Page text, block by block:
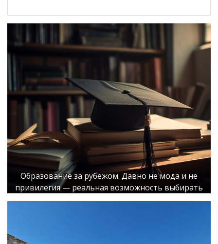
Образование за рубежом. Давно не мода и не
привилегия — реальная возможность выбирать